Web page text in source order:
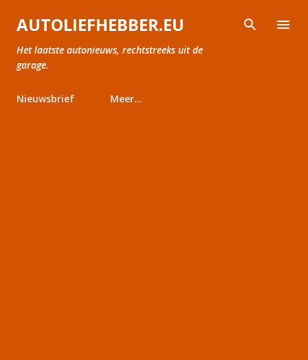
Doorgaan naar hoofdcontent
AUTOLIEFHEBBER.EU
Het laatste autonieuws, rechtstreeks uit de
garage.
Nieuwsbrief Meer…